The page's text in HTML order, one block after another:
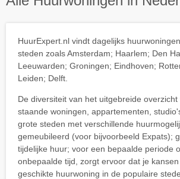
HuurExpert.nl vindt dagelijks
steden zoals Amsterdam; Haarlem; Den
Leeuwarden; Groningen; Eindhoven;
Leiden; Delft.
De diversiteit van het uitgebreide
staande woningen, appartementen,
grote steden met verschillende
gemeubileerd (voor bijvoorbeeld Expats);
tijdelijke huur; voor een bepaalde periode
onbepaalde tijd, zorgt ervoor dat je
geschikte huurwoning in de populaire